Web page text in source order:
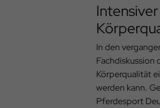
In den
Fachdiskussion
Körperqualität
werden kann.
Pferdesport